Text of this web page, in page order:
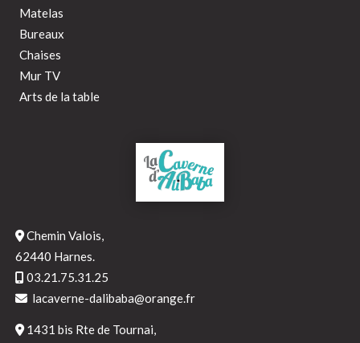
Matelas
Bureaux
Chaises
Mur TV
Arts de la table
Chemin Valois,
62440 Harnes.
03.21.75.31.25
lacaverne-dalibaba@orange.fr
1431 bis Rte de Tournai,